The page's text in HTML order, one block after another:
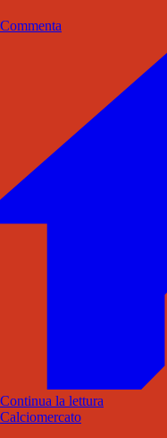
Commenta
Continua la lettura
Calciomercato